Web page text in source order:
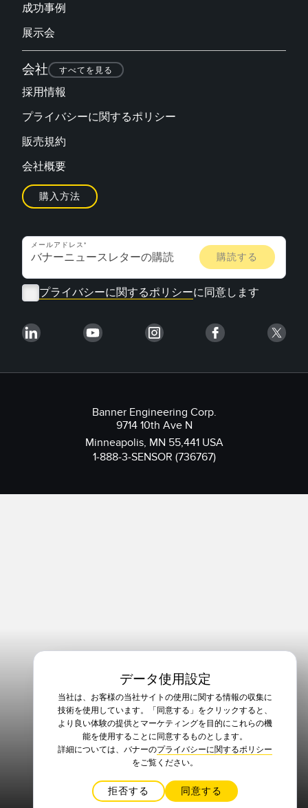
成功事例
展示会
会社 すべてを見る
採用情報
プライバシーに関するポリシー
販売規約
会社概要
購入方法
メールアドレス
プライバシーに関するポリシーに同意します
Banner Engineering Corp.
9714 10th Ave N
Minneapolis, MN 55,441 USA
1-888-3-SENSOR (736767)
データ使用設定
当社は、お客様の当社サイトの使用に関する情報の収集に
技術を使用しています。「同意する」をクリックすると、
より良い体験の提供とマーケティングを目的にこれらの機
能を使用することに同意するものとします。
詳細については、バナーのプライバシーに関するポリシー
をご覧ください。
拒否する 同意する